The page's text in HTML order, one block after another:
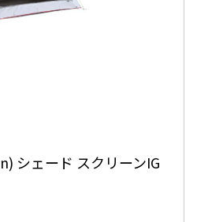
シェード スクリーンIG